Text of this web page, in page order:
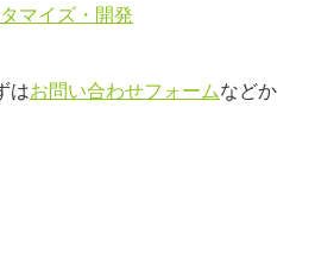
マイズ・開発
はお問い合わせフォームなどか